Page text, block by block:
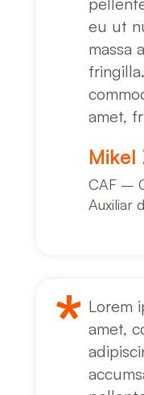
eu ut
massa
amet,
Mikel
CAF –
Auxiliar
Lorem
amet,